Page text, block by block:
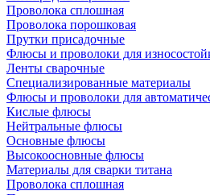
Проволока сплошная
Проволока порошковая
Прутки присадочные
Флюсы и проволоки для
Ленты сварочные
Специализированные материалы
Флюсы и проволоки для
Кислые флюсы
Нейтральные флюсы
Основные флюсы
Высокоосновные флюсы
Материалы для сварки титана
Проволока сплошная